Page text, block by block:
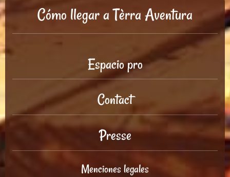
Cómo llegar a Tèrra Aventura
Espacio pro
Contact
Presse
Menciones legales